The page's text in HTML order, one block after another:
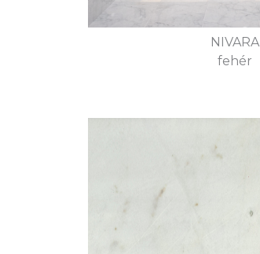
NIVARA
fehér